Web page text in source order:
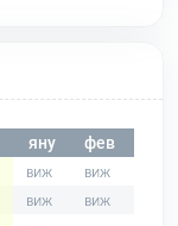
яну фев